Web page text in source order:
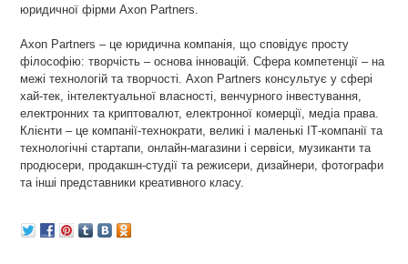
юридичної фірми Axon Partners.
Axon Partners – це юридична компанія, що сповідує просту
філософію: творчість – основа інновацій. Сфера компетенції – на
мeжі технологій та творчості. Axon Partners консультує у сфері
хай-тек, інтелектуальної власності, венчурного інвестування,
електронних та криптовалют, електронної комерції, медіа права.
Клієнти – це компанії-технократи, великі і маленькі ІТ-компанії та
технологічні стартапи, онлайн-магазини і сервіси, музиканти та
продюсери, продакшн-студії та режисери, дизайнери, фотографи
та інші представники креативного класу.